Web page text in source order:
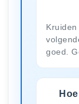
goed.